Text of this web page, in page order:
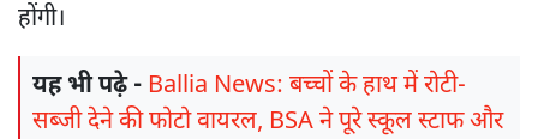
होंगी।
यह भी पढ़े - Ballia News: बच्चों के हाथ में रोटी-
सब्जी देने की फोटो वायरल, BSA ने पूरे स्कूल स्टाफ और